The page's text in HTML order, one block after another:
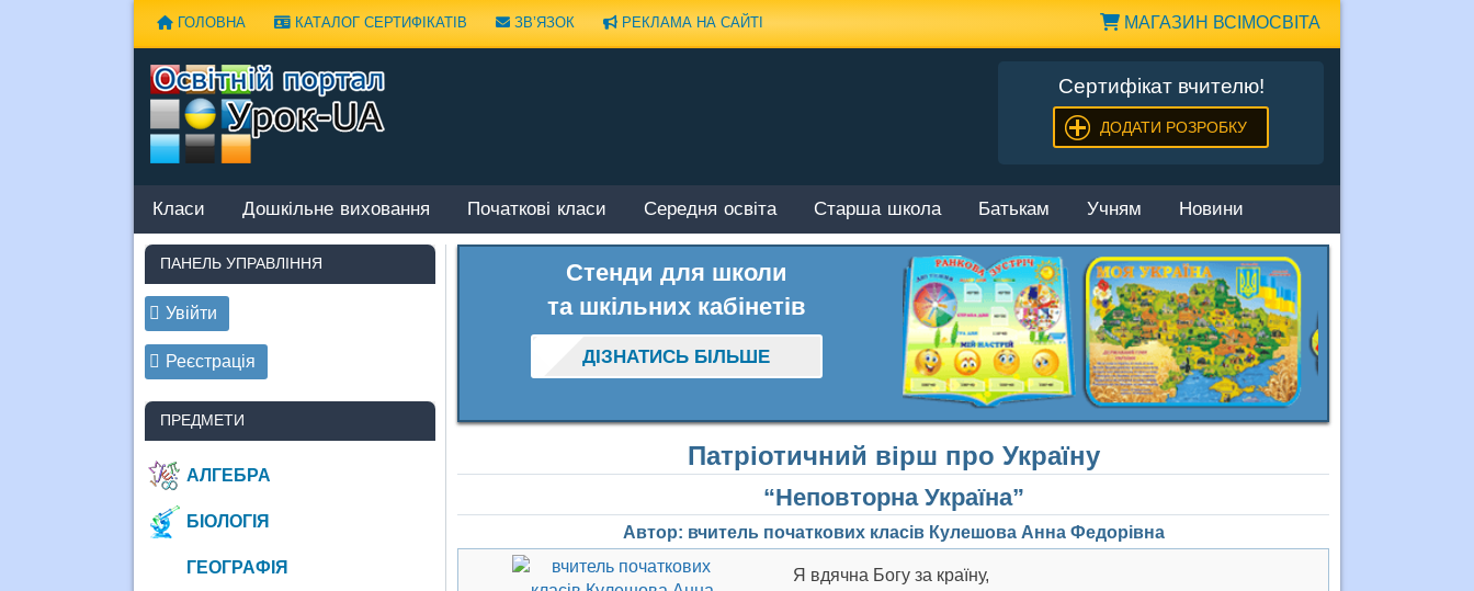
МАГАЗИН ВСІМОСВІТА
ГОЛОВНА КАТАЛОГ СЕРТИФІКАТІВ ЗВ’ЯЗОК РЕКЛАМА НА САЙТІ
Сертифікат вчителю!
ДОДАТИ РОЗРОБКУ
Класи Дошкільне виховання Початкові класи Середня освіта Старша школа Батькам Учням Новини
Стенди для школи
та шкільних кабінетів
ДІЗНАТИСЬ БІЛЬШЕ
Патріотичний вірш про Україну
“Неповторна Україна”
Автор: вчитель початкових класів Кулешова Анна Федорівна
Я вдячна Богу за країну,
ПАНЕЛЬ УПРАВЛІННЯ
Увійти
Реєстрація
ПРЕДМЕТИ
АЛГЕБРА
БІОЛОГІЯ
ГЕОГРАФІЯ